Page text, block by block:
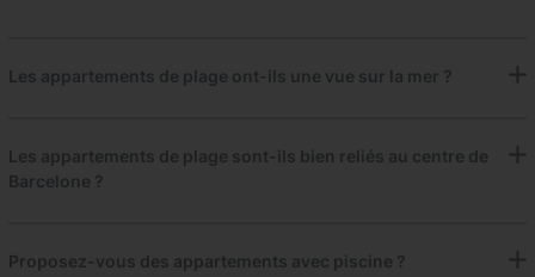
Les appartements de plage ont-ils une vue sur la mer ?
Les appartements de plage sont-ils bien reliés au centre de
Barcelone ?
Proposez-vous des appartements avec piscine ?